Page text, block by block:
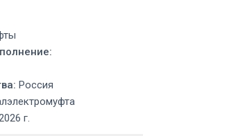
Россия
г.